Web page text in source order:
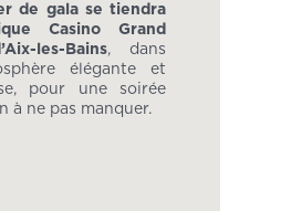
de gala se tiendra
Casino Grand
les-Bains, dans
élégante et
pour une soirée
à ne pas manquer.